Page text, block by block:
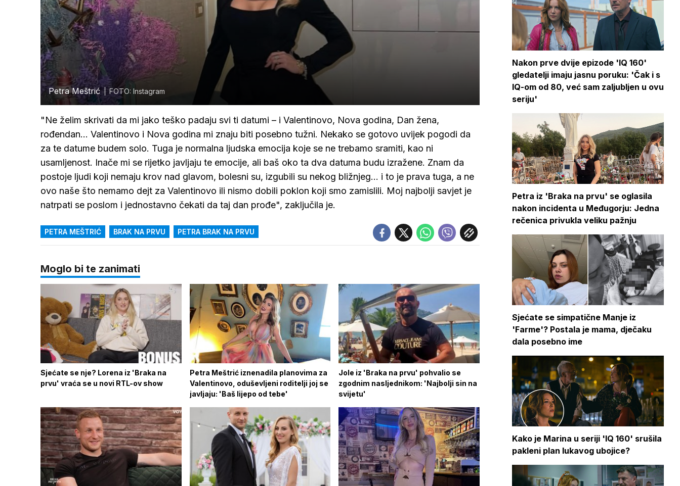
Petra Meštrić FOTO: Instagram
"Ne želim skrivati da mi jako teško padaju svi ti datumi – i Valentinovo, Nova godina, Dan žena,
rođendan... Valentinovo i Nova godina mi znaju biti posebno tužni. Nekako se gotovo uvijek pogodi da
za te datume budem solo. Tuga je normalna ljudska emocija koje se ne trebamo sramiti, kao ni
usamljenost. Inače mi se rijetko javljaju te emocije, ali baš oko ta dva datuma budu izražene. Znam da
postoje ljudi koji nemaju krov nad glavom, bolesni su, izgubili su nekog bližnjeg... i to je prava tuga, a ne
ovo naše što nemamo dejt za Valentinovo ili nismo dobili poklon koji smo zamislili. Moj najbolji savjet je
natrpati se poslom i jednostavno čekati da taj dan prođe", zaključila je.
PETRA MEŠTRIĆ BRAK NA PRVU PETRA BRAK NA PRVU
Moglo bi te zanimati
Sjećate se nje? Lorena iz 'Braka na
prvu' vraća se u novi RTL-ov show
Petra Meštrić iznenadila planovima za
Valentinovo, oduševljeni roditelji joj se
javljaju: 'Baš lijepo od tebe'
Jole iz 'Braka na prvu' pohvalio se
zgodnim nasljednikom: 'Najbolji sin na
svijetu'
Nakon prve dvije epizode 'IQ 160'
gledatelji imaju jasnu poruku: 'Čak i s
IQ-om od 80, već sam zaljubljen u ovu
seriju'
Petra iz 'Braka na prvu' se oglasila
nakon incidenta u Međugorju: Jedna
rečenica privukla veliku pažnju
Sjećate se simpatične Manje iz
'Farme'? Postala je mama, dječaku
dala posebno ime
Kako je Marina u seriji 'IQ 160' srušila
pakleni plan lukavog ubojice?